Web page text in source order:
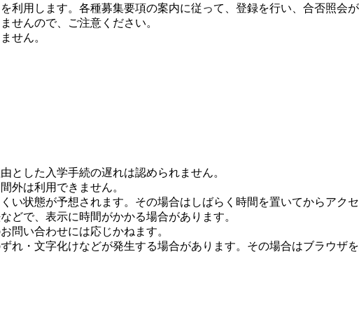
利用します。各種募集要項の案内に従って、登録を行い、合否照会
せんので、ご注意ください。
せん。
とした入学手続の遅れは認められません。
外は利用できません。
い状態が予想されます。その場合はしばらく時間を置いてからアクセ
どで、表示に時間がかかる場合があります。
問い合わせには応じかねます。
れ・文字化けなどが発生する場合があります。その場合はブラウザを